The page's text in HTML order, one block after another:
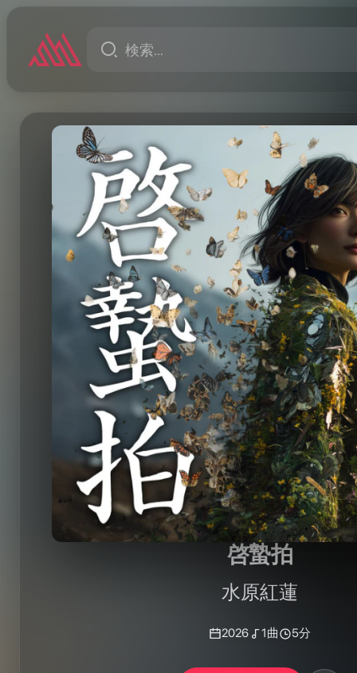
〈タイムラインの亡霊〉
啓蟄拍
水原紅蓮
2026 1曲 5分